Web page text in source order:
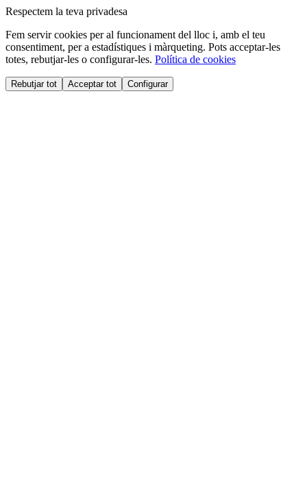
Respectem la teva privadesa
Fem servir cookies per al funcionament del lloc i, amb el teu
consentiment, per a estadístiques i màrqueting. Pots acceptar-les
totes, rebutjar-les o configurar-les. Política de cookies
Rebutjar tot Acceptar tot Configurar